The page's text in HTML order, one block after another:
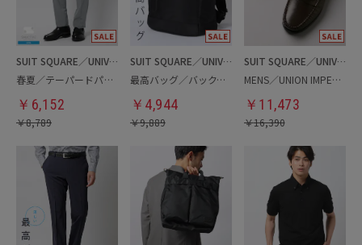
SUIT SQUARE／UNIVERSAL LANGUAGE
春夏／テーパードパンツ
￥ 6,152
￥8,789
SUIT SQUARE／UNIVERSAL LANGUAGE
最高バッグ／バックパック
￥ 4,944
￥9,889
SUIT SQUARE／UNIVERSAL LANGUAGE
MENS／UNION IMPERIAL監修／コインローファー
￥ 11,473
￥16,390